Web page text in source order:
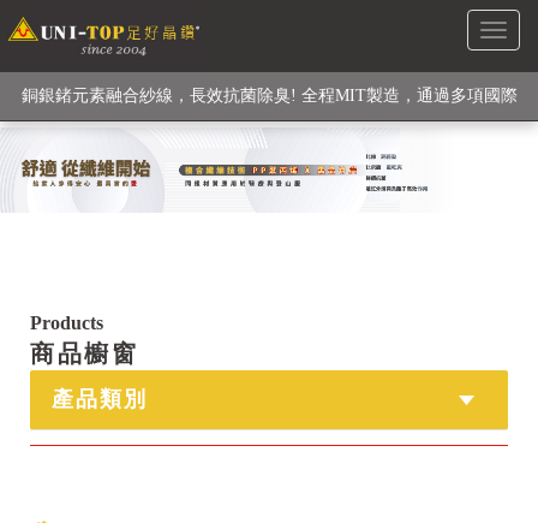
Toggle
級高性能纖維素材), 機能貼身衣物No. 1
銅銀鍺元素融合紗線，長效抗菌除臭! 全程MIT製造，通過多項國際
檢驗
【快來點我】H型銅銀纖維長效PP能量護膝! 支撐. 包覆感. 超透氣.
Products
商品櫥窗
產品類別